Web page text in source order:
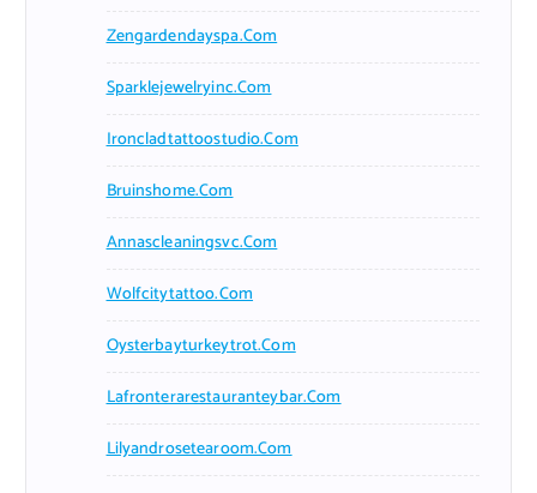
Zengardendayspa.com
Sparklejewelryinc.com
Ironcladtattoostudio.com
Bruinshome.com
Annascleaningsvc.com
Wolfcitytattoo.com
Oysterbayturkeytrot.com
Lafronterarestauranteybar.com
Lilyandrosetearoom.com